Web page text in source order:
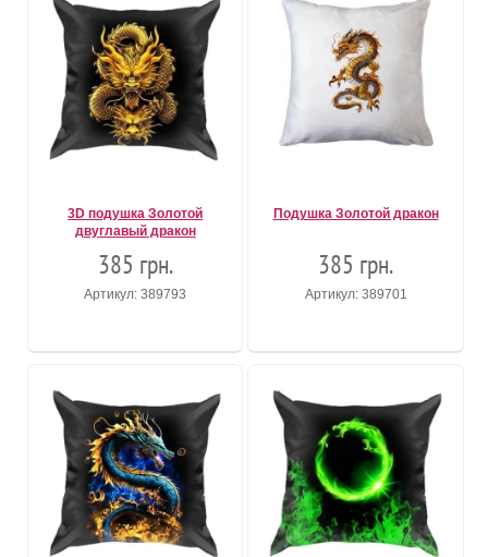
3D подушка Золотой
двуглавый дракон
385 грн.
Артикул: 389793
Подушка Золотой дракон
385 грн.
Артикул: 389701